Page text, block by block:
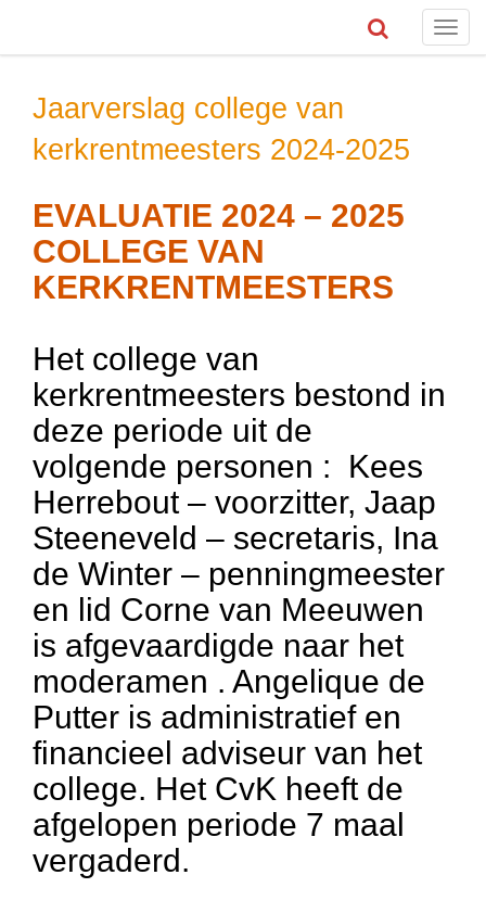
Jaarverslag college van
kerkrentmeesters 2024-2025
EVALUATIE 2024 – 2025
COLLEGE VAN
KERKRENTMEESTERS
Het college van
kerkrentmeesters bestond in
deze periode uit de
volgende personen : Kees
Herrebout – voorzitter, Jaap
Steeneveld – secretaris, Ina
de Winter – penningmeester
en lid Corne van Meeuwen
is afgevaardigde naar het
moderamen . Angelique de
Putter is administratief en
financieel adviseur van het
college. Het CvK heeft de
afgelopen periode 7 maal
vergaderd.